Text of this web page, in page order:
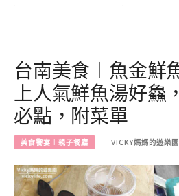
台南美食︱魚金鮮
上人氣鮮魚湯好鱻
必點，附菜單
美食饗宴︱親子餐廳 VICKY媽媽的遊樂園